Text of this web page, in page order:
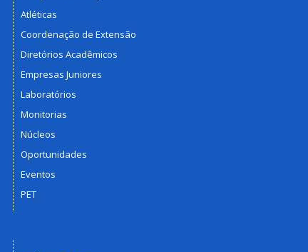
Atléticas
Coordenação de Extensão
Diretórios Acadêmicos
Empresas Juniores
Laboratórios
Monitorias
Núcleos
Oportunidades
Eventos
PET